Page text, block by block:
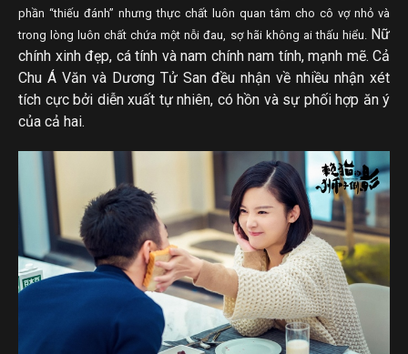
phần “thiếu đánh” nhưng thực chất luôn quan tâm cho cô vợ nhỏ và
trong lòng luôn chất chứa một nỗi đau, sợ hãi không ai thấu hiểu. Nữ
chính xinh đẹp, cá tính và nam chính nam tính, mạnh mẽ. Cả
Chu Á Văn và Dương Tử San đều nhận về nhiều nhận xét
tích cực bởi diễn xuất tự nhiên, có hồn và sự phối hợp ăn ý
của cả hai.